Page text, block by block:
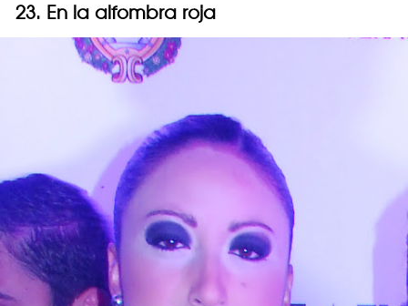
23. En la alfombra roja